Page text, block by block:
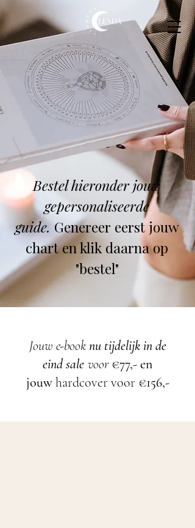
Bestel hieronder jouw
gepersonaliseerde
guide. Genereer eerst jouw
chart en klik daarna op
"bestel"
Jouw e-booknu tijdelijk in de
eind sale voor€77,- en
jouwhardcover voor €156,-